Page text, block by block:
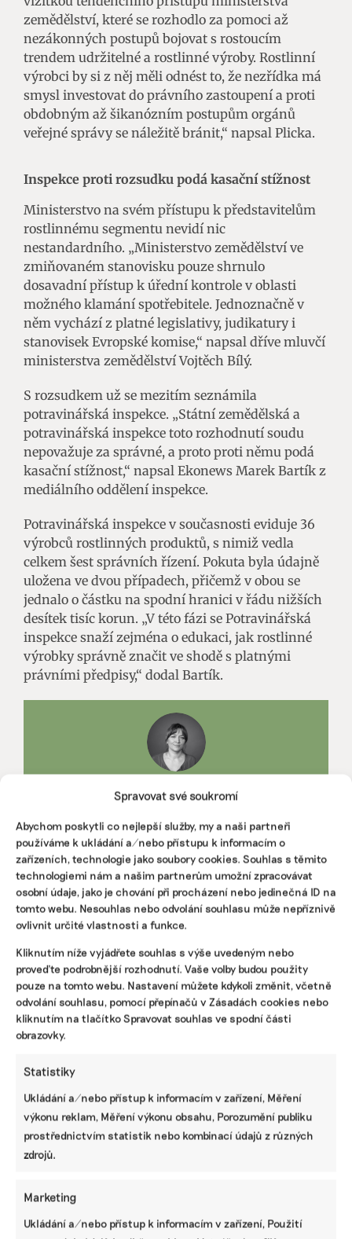
Spravovat své soukromí
Abychom poskytli co nejlepší služby, my a naši partneři
používáme k ukládání a/nebo přístupu k informacím o
zařízeních, technologie jako soubory cookies. Souhlas s těmito
technologiemi nám a našim partnerům umožní zpracovávat
osobní údaje, jako je chování při procházení nebo jedinečná ID na
tomto webu. Nesouhlas nebo odvolání souhlasu může nepříznivě
ovlivnit určité vlastnosti a funkce.
Kliknutím níže vyjádřete souhlas s výše uvedeným nebo
proveďte podrobnější rozhodnutí. Vaše volby budou použity
pouze na tomto webu. Nastavení můžete kdykoli změnit, včetně
odvolání souhlasu, pomocí přepínačů v Zásadách cookies nebo
kliknutím na tlačítko Spravovat souhlas ve spodní části
obrazovky.
Statistiky
Ukládání a/nebo přístup k informacím v zařízení, Měření
výkonu reklam, Měření výkonu obsahu, Porozumění publiku
prostřednictvím statistik nebo kombinací údajů z různých
zdrojů.
Marketing
Ukládání a/nebo přístup k informacím v zařízení, Použití
zemědělství, které se rozhodlo za pomoci až
nezákonných postupů bojovat s rostoucím
trendem udržitelné a rostlinné výroby. Rostlinní
výrobci by si z něj měli odnést to, že nezřídka má
smysl investovat do právního zastoupení a proti
obdobným až šikanózním postupům orgánů
veřejné správy se náležitě bránit,“ napsal Plicka.
Inspekce proti rozsudku podá kasační stížnost
Ministerstvo na svém přístupu k představitelům
rostlinnému segmentu nevidí nic
nestandardního. „Ministerstvo zemědělství ve
zmiňovaném stanovisku pouze shrnulo
dosavadní přístup k úřední kontrole v oblasti
možného klamání spotřebitele. Jednoznačně v
něm vychází z platné legislativy, judikatury i
stanovisek Evropské komise,“ napsal dříve mluvčí
ministerstva zemědělství Vojtěch Bílý.
S rozsudkem už se mezitím seznámila
potravinářská inspekce. „Státní zemědělská a
potravinářská inspekce toto rozhodnutí soudu
nepovažuje za správné, a proto proti němu podá
kasační stížnost,“ napsal Ekonews Marek Bartík z
mediálního oddělení inspekce.
Potravinářská inspekce v současnosti eviduje 36
výrobců rostlinných produktů, s nimiž vedla
celkem šest správních řízení. Pokuta byla údajně
uložena ve dvou případech, přičemž v obou se
jednalo o částku na spodní hranici v řádu nižších
desítek tisíc korun. „V této fázi se Potravinářská
inspekce snaží zejména o edukaci, jak rostlinné
výrobky správně značit ve shodě s platnými
právními předpisy,“ dodal Bartík.
IRENA BUŘÍVALOVÁ
Czech Business Weekly. Nejradši píše o věčných chemikáliích
v oblečení, ekologickém zemědělství, odpadech, rychlé módě
a bioplastech.
Pomozte udržet důležité
informace dostupné všem.
Díky vaší podpoře se můžeme pustit do témat,